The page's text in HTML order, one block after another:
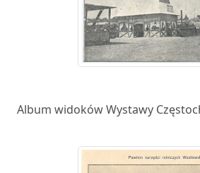
Album widoków Wystawy